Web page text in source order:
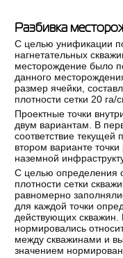
Разбивка
С целью унификации
нагнетательных
месторождение было
данного
размер ячейки,
плотности сетки 20 га/
Проектные точки
двум вариантам. В
соответствие текущей
втором варианте
наземной
С целью определения
плотности сетки
равномерно
для каждой точки
действующих скважин.
нормировались
между скважинами и
значением